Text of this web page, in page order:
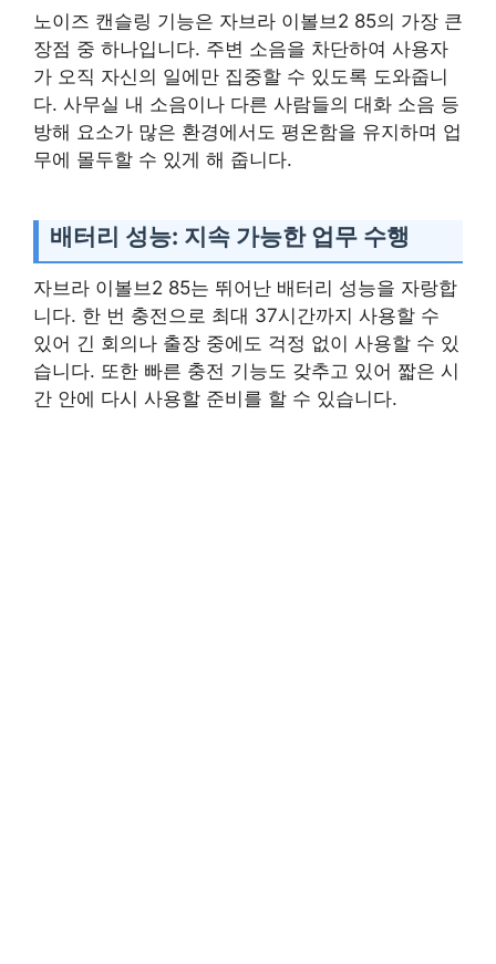
노이즈 캔슬링 기능은 자브라 이볼브2 85의 가장 큰
장점 중 하나입니다. 주변 소음을 차단하여 사용자
가 오직 자신의 일에만 집중할 수 있도록 도와줍니
다. 사무실 내 소음이나 다른 사람들의 대화 소음 등
방해 요소가 많은 환경에서도 평온함을 유지하며 업
무에 몰두할 수 있게 해 줍니다.
배터리 성능: 지속 가능한 업무 수행
자브라 이볼브2 85는 뛰어난 배터리 성능을 자랑합
니다. 한 번 충전으로 최대 37시간까지 사용할 수
있어 긴 회의나 출장 중에도 걱정 없이 사용할 수 있
습니다. 또한 빠른 충전 기능도 갖추고 있어 짧은 시
간 안에 다시 사용할 준비를 할 수 있습니다.